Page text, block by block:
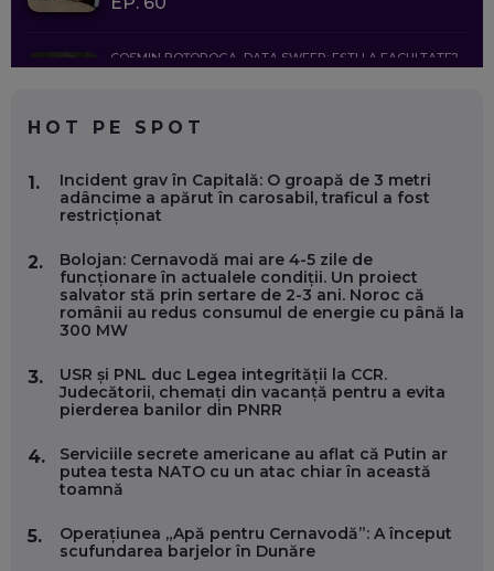
COSMIN BOȚOROGA, DATA SWEEP: EȘTI LA FACULTATE?
FOLOSEȘTI TEHNOLOGIA CA SĂ FII MAI BUN LA JOB. ȘI CUM
SE VA SCHIMBA MUNCA, ÎN URMĂTORII ANI
EP. 58
MARIUS PAȘCULEA, COFONDATOR AL KULTH: CUM
FOLOSEȘTI TEHNOLOGIA CA SĂ ÎȚI DESCHIZI DRUMUL
CĂTRE ARTĂ, LA NIVEL GLOBAL
EP. 57
ANDREI AVĂDANEI, BIT SENTINEL: CUM ÎȚI PROTEJEZI
EFICIENT VIAȚA ONLINE. ȘI CARE SUNT PRIMII PAȘI ÎNTR-O
EP. 56
ÎNVAȚĂ AEO ȘI GEO!
EP. 55
HOT PE SPOT
1.
Incident grav în Capitală: O groapă de 3 metri
adâncime a apărut în carosabil, traficul a fost
restricționat
2.
Bolojan: Cernavodă mai are 4-5 zile de
funcționare în actualele condiții. Un proiect
salvator stă prin sertare de 2-3 ani. Noroc că
românii au redus consumul de energie cu până la
300 MW
3.
USR și PNL duc Legea integrității la CCR.
Judecătorii, chemați din vacanță pentru a evita
pierderea banilor din PNRR
4.
Serviciile secrete americane au aflat că Putin ar
putea testa NATO cu un atac chiar în această
toamnă
5.
Operațiunea „Apă pentru Cernavodă”: A început
scufundarea barjelor în Dunăre